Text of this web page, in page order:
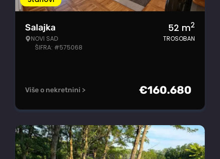
Salajka
NOVI SAD
ŠIFRA: #575068
52 m2
TROSOBAN
Više o nekretnini > €160.680